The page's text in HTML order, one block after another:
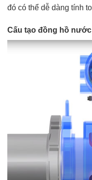
đó có thể dễ dàng tính
Cấu tạo đồng hồ